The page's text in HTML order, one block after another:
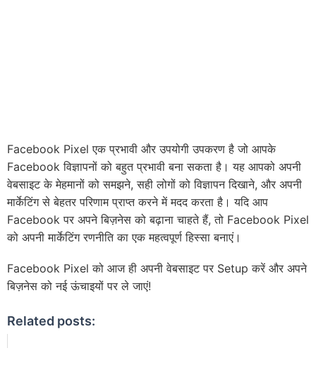
Facebook Pixel एक प्रभावी और उपयोगी उपकरण है जो आपके
Facebook विज्ञापनों को बहुत प्रभावी बना सकता है। यह आपको अपनी
वेबसाइट के मेहमानों को समझने, सही लोगों को विज्ञापन दिखाने, और अपनी
मार्केटिंग से बेहतर परिणाम प्राप्त करने में मदद करता है। यदि आप
Facebook पर अपने बिज़नेस को बढ़ाना चाहते हैं, तो Facebook Pixel
को अपनी मार्केटिंग रणनीति का एक महत्वपूर्ण हिस्सा बनाएं।
Facebook Pixel को आज ही अपनी वेबसाइट पर Setup करें और अपने
बिज़नेस को नई ऊंचाइयों पर ले जाएं!
Related posts: